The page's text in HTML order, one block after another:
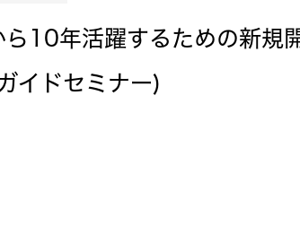
ら10年活躍するための新規
イドセミナー)